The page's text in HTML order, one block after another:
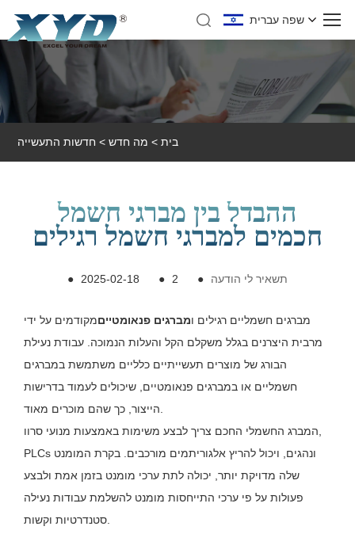
שפה עברית
בית > מה חדש> חדשות התעשייה
ההבדל בין מברגי חשמל
חכמים למברגי חשמל רגילים
● 2025-02-18 ● 2 ● תשאיר לי הודעה
מברגים חשמליים רגילים ומברגים פנאומטייםמקודמים על ידי
מרבית היצרנים בגלל משקלם הקל והעלות הנמוכה. עבודת נעילת
הבורג של מוצרים תעשייתיים כלליים משתמשת במברגים
חשמליים או במברגים פנאומטיים, שיכולים לעמוד בדרישות
המברג החשמלי החכם צריך לבצע משימות באמצעות מנועי סרוו,
PLCs ונהגים, ויכול להריץ אלגוריתמים מורכבים. בקרת המומנט
שלה מדויקת יותר, יכולה לתת ערכי מומנט בזמן אמת ולבצע
פעולות על פי ערכי התייחסות מומנט להשלמת עבודות נעילה